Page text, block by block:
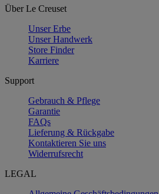
Über Le Creuset
Unser Erbe
Unser Handwerk
Store Finder
Karriere
Support
Gebrauch & Pflege
Garantie
FAQs
Lieferung & Rückgabe
Kontaktieren Sie uns
Widerrufsrecht
LEGAL